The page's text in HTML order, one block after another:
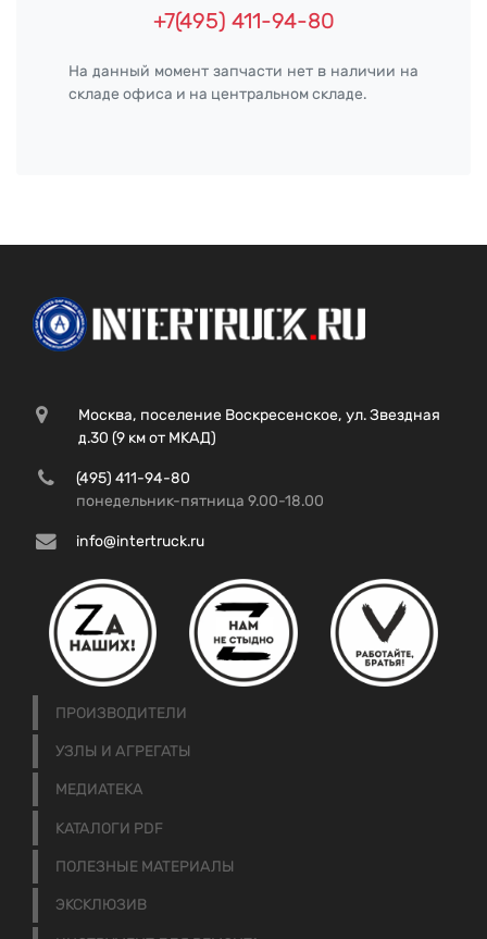
+7(495) 411-94-80
На данный момент запчасти нет в наличии на
складе офиса и на центральном складе.
Москва, поселение Воскресенское, ул. Звездная
д.30 (9 км от МКАД)
(495) 411-94-80
понедельник-пятница 9.00-18.00
info@intertruck.ru
ПРОИЗВОДИТЕЛИ
УЗЛЫ И АГРЕГАТЫ
МЕДИАТЕКА
КАТАЛОГИ PDF
ПОЛЕЗНЫЕ МАТЕРИАЛЫ
ЭКСКЛЮЗИВ